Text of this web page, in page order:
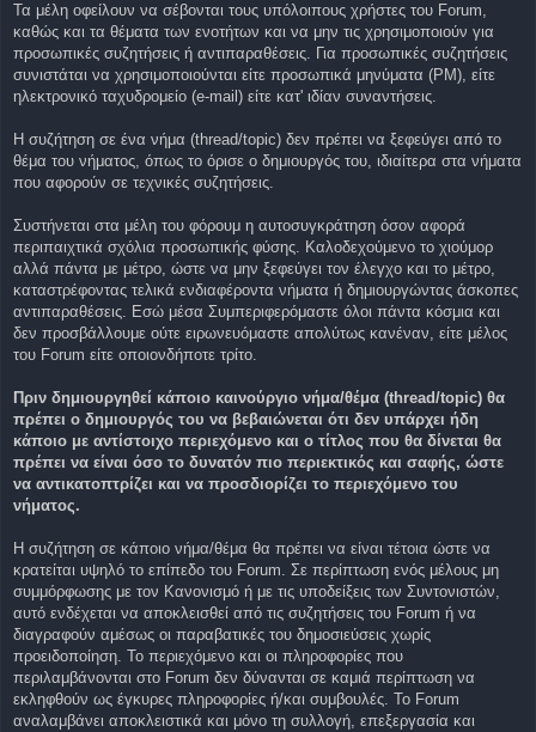
Τα μέλη οφείλουν να σέβονται τους υπόλοιπους χρήστες του Forum,
καθώς και τα θέματα των ενοτήτων και να μην τις χρησιμοποιούν για
προσωπικές συζητήσεις ή αντιπαραθέσεις. Για προσωπικές συζητήσεις
συνιστάται να χρησιμοποιούνται είτε προσωπικά μηνύματα (PM), είτε
ηλεκτρονικό ταχυδρομείο (e-mail) είτε κατ' ιδίαν συναντήσεις.
Η συζήτηση σε ένα νήμα (thread/topic) δεν πρέπει να ξεφεύγει από το
θέμα του νήματος, όπως το όρισε ο δημιουργός του, ιδιαίτερα στα νήματα
που αφορούν σε τεχνικές συζητήσεις.
Συστήνεται στα μέλη του φόρουμ η αυτοσυγκράτηση όσον αφορά
περιπαιχτικά σχόλια προσωπικής φύσης. Καλοδεχούμενο το χιούμορ
αλλά πάντα με μέτρο, ώστε να μην ξεφεύγει τον έλεγχο και το μέτρο,
καταστρέφοντας τελικά ενδιαφέροντα νήματα ή δημιουργώντας άσκοπες
αντιπαραθέσεις. Εσώ μέσα Συμπεριφερόμαστε όλοι πάντα κόσμια και
δεν προσβάλλουμε ούτε ειρωνευόμαστε απολύτως κανέναν, είτε μέλος
του Forum είτε οποιονδήποτε τρίτο.
Πριν δημιουργηθεί κάποιο καινούργιο νήμα/θέμα (thread/topic) θα
πρέπει ο δημιουργός του να βεβαιώνεται ότι δεν υπάρχει ήδη
κάποιο με αντίστοιχο περιεχόμενο και ο τίτλος που θα δίνεται θα
πρέπει να είναι όσο το δυνατόν πιο περιεκτικός και σαφής, ώστε
να αντικατοπτρίζει και να προσδιορίζει το περιεχόμενο του
νήματος.
Η συζήτηση σε κάποιο νήμα/θέμα θα πρέπει να είναι τέτοια ώστε να
κρατείται υψηλό το επίπεδο του Forum. Σε περίπτωση ενός μέλους μη
συμμόρφωσης με τον Κανονισμό ή με τις υποδείξεις των Συντονιστών,
αυτό ενδέχεται να αποκλεισθεί από τις συζητήσεις του Forum ή να
διαγραφούν αμέσως οι παραβατικές του δημοσιεύσεις χωρίς
προειδοποίηση. Το περιεχόμενο και οι πληροφορίες που
περιλαμβάνονται στο Forum δεν δύνανται σε καμιά περίπτωση να
εκληφθούν ως έγκυρες πληροφορίες ή/και συμβουλές. Το Forum
αναλαμβάνει αποκλειστικά και μόνο τη συλλογή, επεξεργασία και